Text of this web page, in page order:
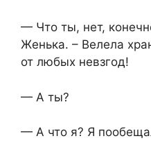
— Что ты, нет,
Женька. – Велела
от любых невзгод!
— А ты?
— А что я? Я